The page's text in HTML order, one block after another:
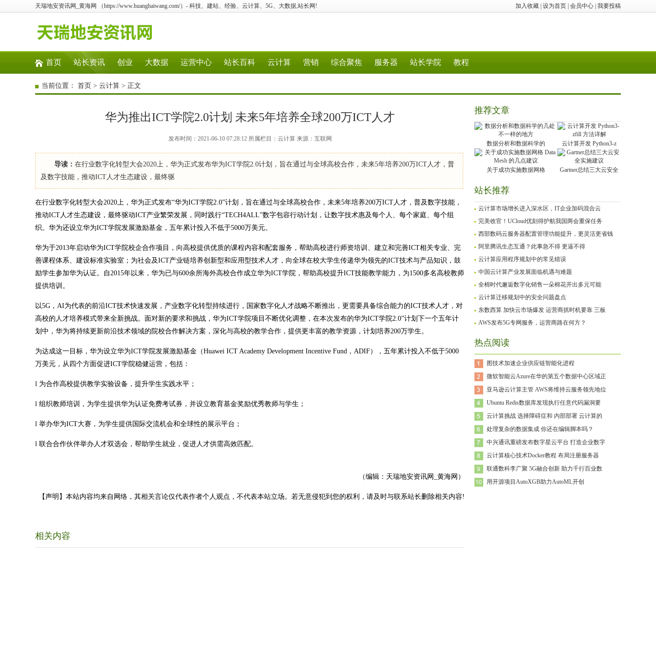
加入收藏 设为首页 会员中心 我要投稿
天瑞地安资讯网_黄海网 （https://www.huanghaiwang.com/）- 科技、建站、经验、云计算、5G、大数据,站长网!
首页 站长资讯 创业 大数据 运营中心 站长百科 云计算 营销 综合聚焦 服务器 站长学院 教程
当前位置： 首页 > 云计算 > 正文
华为推出ICT学院2.0计划 未来5年培养全球200万ICT人才
发布时间：2021-06-10 07:28:12 所属栏目：云计算 来源：互联网
导读： 在行业数字化转型大会2020上，华为正式发布华为ICT学院2.0计划，旨在通过与全球高校合作，未来5年培养200万ICT人才，普
及数字技能，推动ICT人才生态建设，最终驱
在行业数字化转型大会2020上，华为正式发布“华为ICT学院2.0”计划，旨在通过与全球高校合作，未来5年培养200万ICT人才，普及数字技能，
推动ICT人才生态建设，最终驱动ICT产业繁荣发展，同时践行“TECH4ALL”数字包容行动计划，让数字技术惠及每个人、每个家庭、每个组
织。华为还设立华为ICT学院发展激励基金，五年累计投入不低于5000万美元。
华为于2013年启动华为ICT学院校企合作项目，向高校提供优质的课程内容和配套服务，帮助高校进行师资培训、建立和完善ICT相关专业、完
善课程体系、建设标准实验室；为社会及ICT产业链培养创新型和应用型技术人才，向全球在校大学生传递华为领先的ICT技术与产品知识，鼓
励学生参加华为认证。自2015年以来，华为已与600余所海外高校合作成立华为ICT学院，帮助高校提升ICT技能教学能力，为1500多名高校教师
提供培训。
以5G，AI为代表的前沿ICT技术快速发展，产业数字化转型持续进行，国家数字化人才战略不断推出，更需要具备综合能力的ICT技术人才，对
高校的人才培养模式带来全新挑战。面对新的要求和挑战，华为ICT学院项目不断优化调整，在本次发布的华为ICT学院2.0”计划下一个五年计
划中，华为将持续更新前沿技术领域的院校合作解决方案，深化与高校的教学合作，提供更丰富的教学资源，计划培养200万学生。
为达成这一目标，华为设立华为ICT学院发展激励基金（Huawei ICT Academy Development Incentive Fund，ADIF），五年累计投入不低于5000
万美元，从四个方面促进ICT学院稳健运营，包括：
l 为合作高校提供教学实验设备，提升学生实践水平；
l 组织教师培训，为学生提供华为认证免费考试券，并设立教育基金奖励优秀教师与学生；
l 举办华为ICT大赛，为学生提供国际交流机会和全球性的展示平台；
l 联合合作伙伴举办人才双选会，帮助学生就业，促进人才供需高效匹配。
（编辑：天瑞地安资讯网_黄海网）
【声明】本站内容均来自网络，其相关言论仅代表作者个人观点，不代表本站立场。若无意侵犯到您的权利，请及时与联系站长删除相关内容!
相关内容
推荐文章
数据分析和数据科学的 云计算开发 Python3-z
关于成功实施数据网格 Gartner总结三大云安全
站长推荐
云计算市场增长进入深水区，IT企业加码混合云
完美收官！UCloud优刻得护航我国两会重保任务
西部数码云服务器配置管理功能提升，更灵活更省钱
阿里腾讯生态互通？此事急不得 更逼不得
云计算应用程序规划中的常见错误
中国云计算产业发展面临机遇与难题
全棉时代邂逅数字化销售一朵棉花开出多元可能
云计算迁移规划中的安全问题盘点
东数西算 加快云市场爆发 运营商抓时机要靠 三板
AWS发布5G专网服务，运营商路在何方？
热点阅读
图技术加速企业供应链智能化进程
微软智能云Azure在华的第五个数据中心区域正
亚马逊云计算主管 AWS将维持云服务领先地位
Ubuntu Redis数据库发现执行任意代码漏洞要
云计算挑战 选择障碍症和 内部部署 云计算的
处理复杂的数据集成 你还在编辑脚本吗？
中兴通讯重磅发布数字星云平台 打造企业数字
云计算核心技术Docker教程 布局注册服务器
联通数科李广聚 5G融合创新 助力千行百业数
用开源项目AutoXGB助力AutoML开创